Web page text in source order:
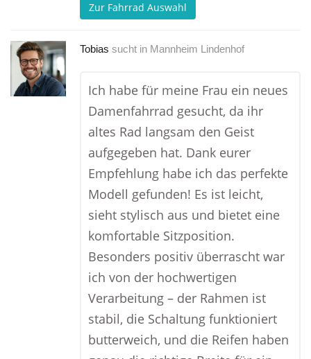
Zur Fahrrad Auswahl
Tobias sucht in Mannheim Lindenhof
Ich habe für meine Frau ein neues
Damenfahrrad gesucht, da ihr
altes Rad langsam den Geist
aufgegeben hat. Dank eurer
Empfehlung habe ich das perfekte
Modell gefunden! Es ist leicht,
sieht stylisch aus und bietet eine
komfortable Sitzposition.
Besonders positiv überrascht war
ich von der hochwertigen
Verarbeitung – der Rahmen ist
stabil, die Schaltung funktioniert
butterweich, und die Reifen haben